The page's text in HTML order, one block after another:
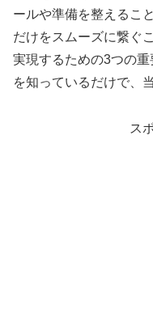
ールや準備を整えるこ
だけをスムーズに繋ぐ
実現するための3つの
を知っているだけで、
ス